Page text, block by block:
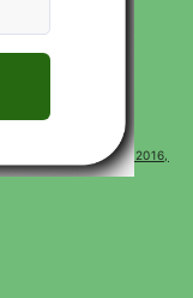
Bhopal- 462016,